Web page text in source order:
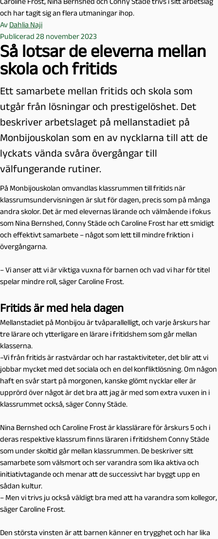
och har tagit sig an flera utmaningar ihop.
Av Dahlia Naji
Publicerad 28 november 2023
Så lotsar de eleverna mellan
skola och fritids
Ett samarbete mellan fritids och skola som
utgår från lösningar och prestigelöshet. Det
beskriver arbetslaget på mellanstadiet på
Monbijouskolan som en av nycklarna till att de
lyckats vända svåra övergångar till
välfungerande rutiner.
På Monbijouskolan omvandlas klassrummen till fritids när
klassrumsundervisningen är slut för dagen, precis som på många
andra skolor. Det är med elevernas lärande och välmående i fokus
som Nina Bernshed, Conny Städe och Caroline Frost har ett smidigt
och effektivt samarbete – något som lett till mindre friktion i
övergångarna.
– Vi anser att vi är viktiga vuxna för barnen och vad vi har för titel
spelar mindre roll, säger Caroline Frost.
Fritids är med hela dagen
Mellanstadiet på Monbijou är tvåparallelligt, och varje årskurs har
tre lärare och ytterligare en lärare i fritidshem som går mellan
klasserna.
–Vi från fritids är rastvärdar och har rastaktiviteter, det blir att vi
jobbar mycket med det sociala och en del konfliktlösning. Om någon
haft en svår start på morgonen, kanske glömt nycklar eller är
upprörd över något är det bra att jag är med som extra vuxen in i
klassrummet också, säger Conny Städe.
Nina Bernshed och Caroline Frost är klasslärare för årskurs 5 och i
deras respektive klassrum finns läraren i fritidshem Conny Städe
som under skoltid går mellan klassrummen. De beskriver sitt
samarbete som välsmort och ser varandra som lika aktiva och
initiativtagande och menar att de successivt har byggt upp en
sådan kultur.
– Men vi trivs ju också väldigt bra med att ha varandra som kollegor,
säger Caroline Frost.
Den största vinsten är att barnen känner en trygghet och har lika